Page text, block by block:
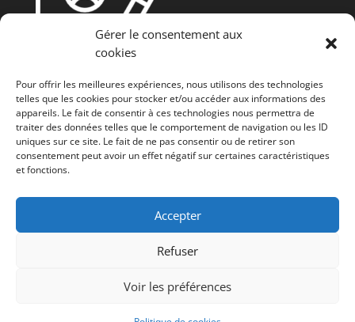
Gérer le consentement aux
cookies
Pour offrir les meilleures expériences, nous utilisons des technologies
telles que les cookies pour stocker et/ou accéder aux informations des
appareils. Le fait de consentir à ces technologies nous permettra de
traiter des données telles que le comportement de navigation ou les ID
uniques sur ce site. Le fait de ne pas consentir ou de retirer son
consentement peut avoir un effet négatif sur certaines caractéristiques
et fonctions.
Accepter
Refuser
Voir les préférences
(FEADER) : L’Europe investit dans les zones rurales